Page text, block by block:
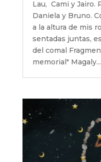
Lau, Cami y Jairo.
Daniela y Bruno.
a la altura de mis
sentadas juntas,
del comal
memorial" Magaly...